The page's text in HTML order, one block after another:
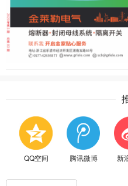
QQ空间 腾讯微博 新